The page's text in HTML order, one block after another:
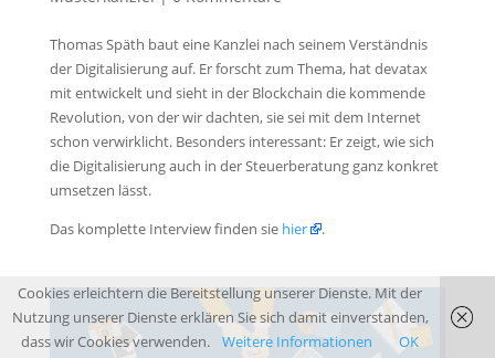
Thomas Späth baut eine Kanzlei nach seinem Verständnis
der Digitalisierung auf. Er forscht zum Thema, hat devatax
mit entwickelt und sieht in der Blockchain die kommende
Revolution, von der wir dachten, sie sei mit dem Internet
schon verwirklicht. Besonders interessant: Er zeigt, wie sich
die Digitalisierung auch in der Steuerberatung ganz konkret
umsetzen lässt.
Das komplette Interview finden sie hier .
Cookies erleichtern die Bereitstellung unserer Dienste. Mit der
Nutzung unserer Dienste erklären Sie sich damit einverstanden,
dass wir Cookies verwenden.
Weitere Informationen OK